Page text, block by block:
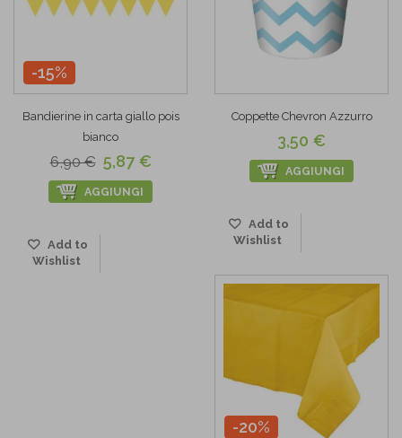
-15%
Bandierine in carta giallo pois
bianco
6,90 € 5,87 €
AGGIUNGI
Add to
Wishlist
Coppette Chevron Azzurro
3,50 €
AGGIUNGI
Add to
Wishlist
-20%